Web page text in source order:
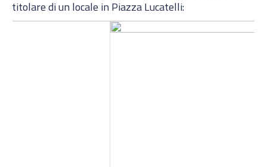
titolare di un locale in Piazza Lucatelli: